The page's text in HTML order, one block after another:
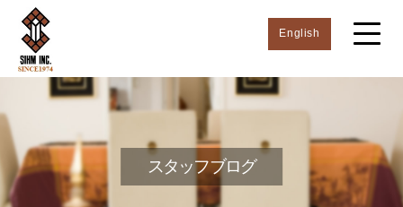
English
スタッフブログ